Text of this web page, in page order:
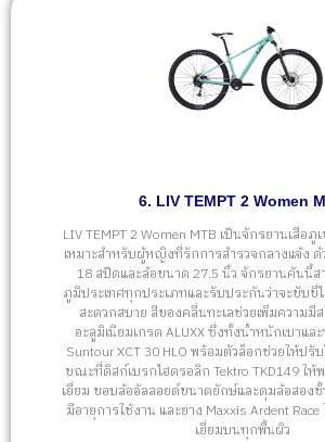
6. LIV TEMPT 2 Women
LIV TEMPT 2 Women MTB เป็นจักรยานเสือ
เหมาะสำหรับผู้หญิงที่รักการสำรวจกลางแจ้ง
18 สปีดและล้อขนาด 27.5 นิ้ว จักรยานคันนี้
ภูมิประเทศทุกประเภทและรับประกันว่าจะขับขี่
สะดวกสบาย สีของคลื่นทะเลช่วยเพิ่มความมี
อะลูมิเนียมเกรด ALUXX ซึ่งทั้งน้ำหนักเบาแล
Suntour XCT 30 HLO พร้อมตัวล็อกช่วยให้ปรั
ขณะที่ดิสก์เบรกไฮดรอลิก Tektro TKD149 ใ
เยี่ยม ขอบล้ออัลลอยด์ขนาดยักษ์และดุมล้อสอง
มีอายุการใช้งาน และยาง Maxxis Ardent
เยี่ยมบนทุกพื้นผิว